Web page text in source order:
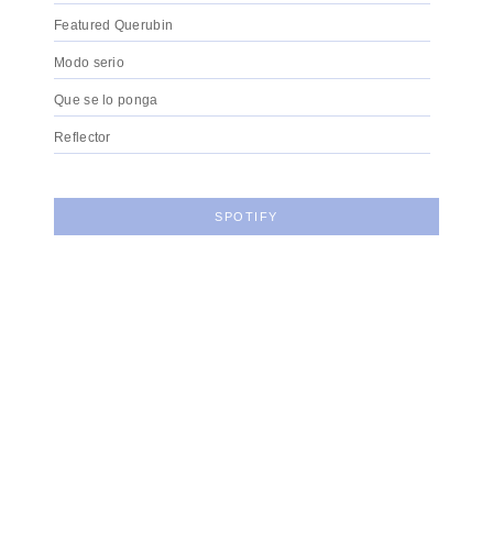
Featured Querubin
Modo serio
Que se lo ponga
Reflector
SPOTIFY